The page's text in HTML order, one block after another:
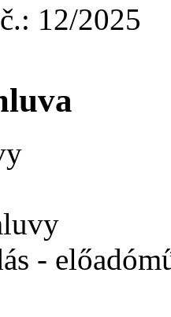
č.: 12/2025
-